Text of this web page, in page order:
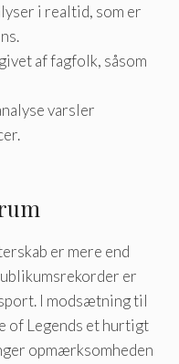
i realtid, som er
af fagfolk, såsom
varsler
er mere end
er
I modsætning til
of Legends et hurtigt
opmærksomheden